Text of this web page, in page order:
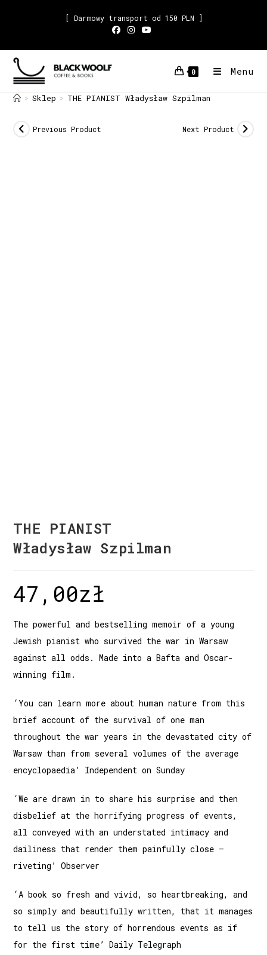
[ Darmowy transport od 150 PLN ]
0 Menu
> Sklep > THE PIANIST Władysław Szpilman
Previous Product Next Product
THE PIANIST
Władysław Szpilman
47,00zł
The powerful and bestselling memoir of a young
Jewish pianist who survived the war in Warsaw
against all odds. Made into a Bafta and Oscar-
winning film.
‘You can learn more about human nature from this
brief account of the survival of one man
throughout the war years in the devastated city of
Warsaw than from several volumes of the average
encyclopaedia’ Independent on Sunday
‘We are drawn in to share his surprise and then
disbelief at the horrifying progress of events,
all conveyed with an understated intimacy and
dailiness that render them painfully close –
riveting’ Observer
‘A book so fresh and vivid, so heartbreaking, and
so simply and beautifully written, that it manages
to tell us the story of horrendous events as if
for the first time’ Daily Telegraph